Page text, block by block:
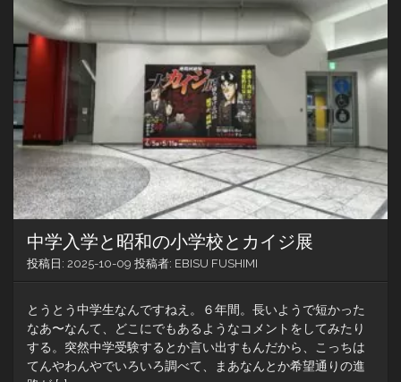
行
で
く
は
雪
景
色
中学入学と昭和の小学校とカイジ展
投稿日: 2025-10-09 投稿者: EBISU FUSHIMI
とうとう中学生なんですねえ。６年間。長いようで短かった
なあ〜なんて、どこにでもあるようなコメントをしてみたり
する。突然中学受験するとか言い出すもんだから、こっちは
てんやわんやでいろいろ調べて、まあなんとか希望通りの進